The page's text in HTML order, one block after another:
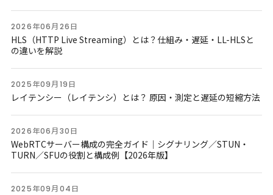
2026年06月26日
HLS（HTTP Live Streaming）とは？仕組み・遅延・LL-HLSと
の違いを解説
2025年09月19日
レイテンシー（レイテンシ）とは？ 原因・測定と遅延の短縮方法
2026年06月30日
WebRTCサーバー構成の完全ガイド｜シグナリング／STUN・
TURN／SFUの役割と構成例【2026年版】
2025年09月04日